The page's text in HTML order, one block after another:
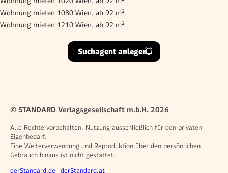
Wohnung mieten 1080 Wien, ab 92 m²
Wohnung mieten 1210 Wien, ab 92 m²
Suchagent anlegen
© STANDARD Verlagsgesellschaft m.b.H. 2026
Alle Rechte vorbehalten. Nutzung ausschließlich für den privaten
Eigenbedarf.
Eine Weiterverwendung und Reproduktion über den persönlichen
Gebrauch hinaus ist nicht gestattet.
derStandard.de derStandard.at